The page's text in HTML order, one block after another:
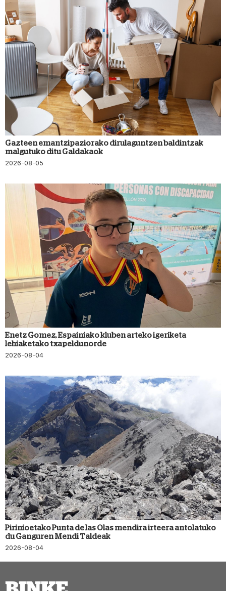
Gazteen emantzipaziorako dirulaguntzen baldintzak
malgutuko ditu Galdakaok
2026-08-05
Enetz Gomez, Espainiako kluben arteko igeriketa
lehiaketako txapeldunorde
2026-08-04
Pirinioetako Punta de las Olas mendira irteera antolatuko
du Ganguren Mendi Taldeak
2026-08-04